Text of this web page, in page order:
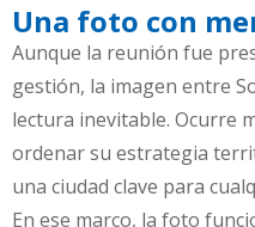
Una foto con
Aunque la reunión fue
gestión, la imagen entre
lectura inevitable. Ocurre
ordenar su estrategia
una ciudad clave para
En ese marco, la foto